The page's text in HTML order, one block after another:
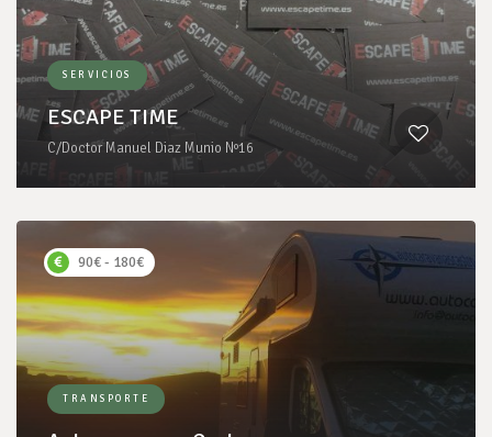
SERVICIOS
ESCAPE TIME
C/Doctor Manuel Diaz Munio Nº16
90€ - 180€
TRANSPORTE